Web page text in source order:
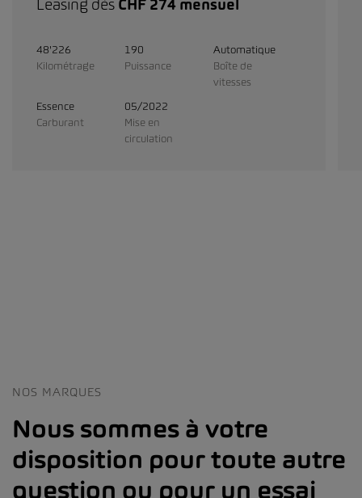
Leasing dès CHF 274 mensuel
48'226
Kilométrage
190
Puissance
Automatique
Boîte de
vitesses
Essence
Carburant
05/2022
Mise en
circulation
NOS MARQUES
Nous sommes à votre
disposition pour toute autre
question ou pour un essai